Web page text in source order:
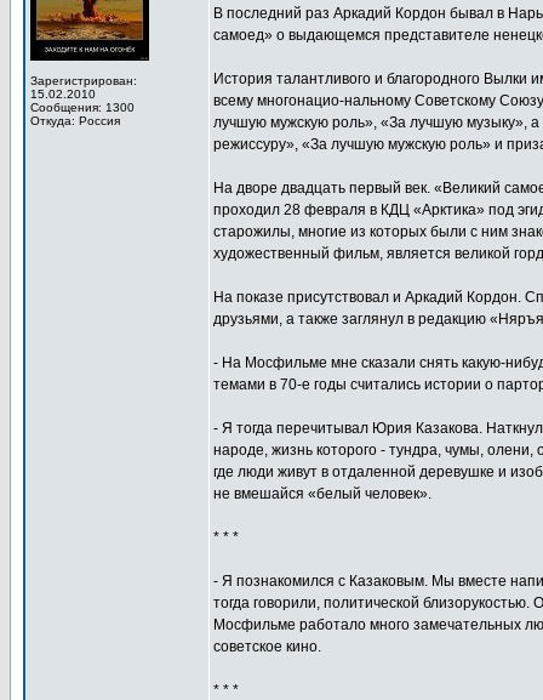
Зарегистрирован:
15.02.2010
Сообщения: 1300
Откуда: Россия
В последний раз Аркадий Кордон бывал в
самоед» о выдающемся представителе
История талантливого и благородного Вылки
всему многонацио-нальному Советскому
лучшую мужскую роль», «За лучшую музыку»,
режиссуру», «За лучшую мужскую роль» и
На дворе двадцать первый век. «Великий
проходил 28 февраля в КДЦ «Арктика» под
старожилы, многие из которых были с ним
художественный фильм, является великой
На показе присутствовал и Аркадий Кордон.
друзьями, а также заглянул в редакцию
- На Мосфильме мне сказали снять какую-
темами в 70-е годы считались истории о
- Я тогда перечитывал Юрия Казакова.
народе, жизнь которого - тундра, чумы, олени,
где люди живут в отдаленной деревушке и
не вмешайся «белый человек».
* * *
- Я познакомился с Казаковым. Мы вместе
тогда говорили, политической
Мосфильме работало много замечательных
советское кино.
* * *